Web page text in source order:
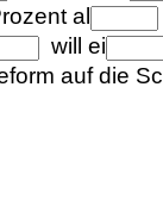
al
will ei
auf die